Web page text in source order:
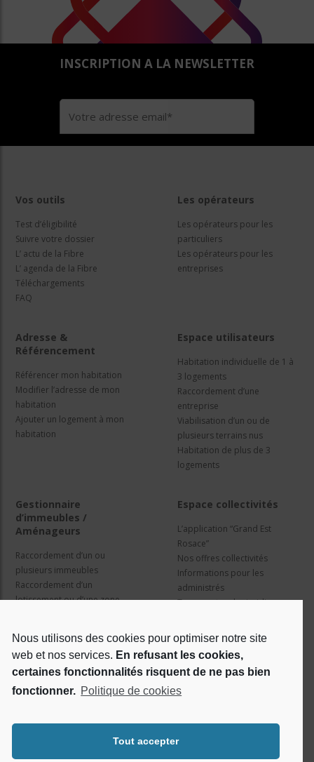
Nous utilisons des cookies pour optimiser notre site
web et nos services. En refusant les cookies,
certaines fonctionnalités risquent de ne pas bien
fonctionner. Politique de cookies
Tout accepter
INSCRIPTION A LA NEWSLETTER
Vos outils
Test d’éligibilité
Suivre votre dossier
L’ actu de la Fibre
L’ agenda de la Fibre
Téléchargements
FAQ
Les opérateurs
Les opérateurs pour les
particuliers
Les opérateurs pour les
entreprises
Adresse &
Référencement
Référencer mon habitation
Modifier l’adresse de mon
habitation
Ajouter un logement à mon
habitation
Espace utilisateurs
Habitation individuelle de 1 à
3 logements
Raccordement d’une
entreprise
Viabilisation d’un ou de
plusieurs terrains nus
Habitation de plus de 3
logements
Gestionnaire
d’immeubles /
Aménageurs
Raccordement d’un ou
plusieurs immeubles
Raccordement d’un
lotissement ou d’une zone
Espace collectivités
L’application “Grand Est
Rosace”
Nos offres collectivités
Informations pour les
administrés
Travaux et cadre juridique
Qui sommes nous ?
Le projet Rosace
Réseaux sociaux